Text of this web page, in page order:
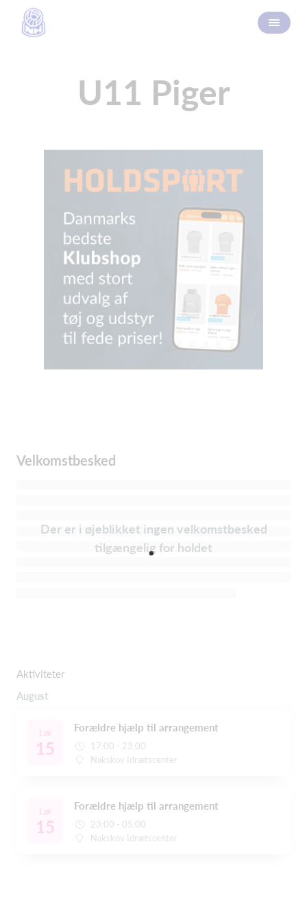
U11 Piger
Velkomstbesked
Der er i øjeblikket ingen velkomstbesked
tilgængelig for holdet
Aktiviteter
August
Lør
15
Forældre hjælp til arrangement
17:00 - 23:00
Nakskov Idrætscenter
Lør
15
Forældre hjælp til arrangement
23:00 - 05:00
Nakskov Idrætscenter